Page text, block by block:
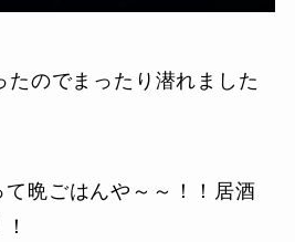
たのでまったり潜れました
晩ごはんや～～！！居酒